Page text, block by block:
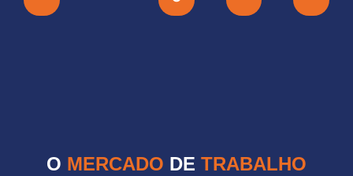
O MERCADO DE TRABALHO